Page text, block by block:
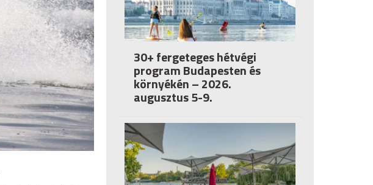
30+ fergeteges hétvégi
program Budapesten és
környékén – 2026.
augusztus 5-9.